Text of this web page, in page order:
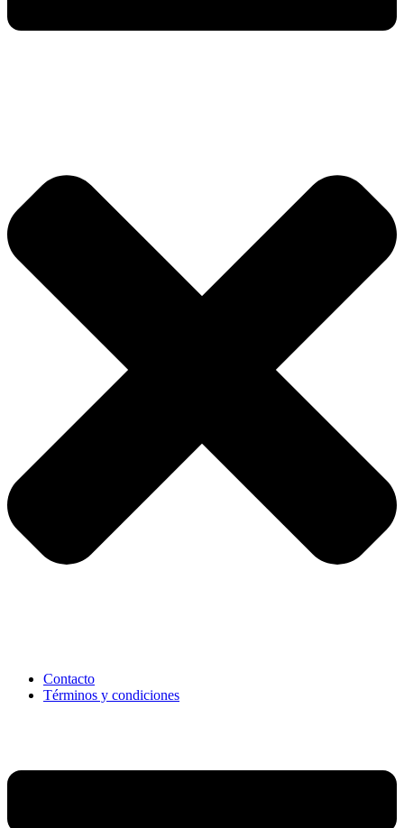
Contacto
Términos y condiciones